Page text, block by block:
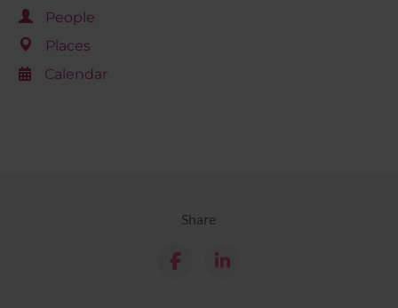
People
Places
Calendar
Share